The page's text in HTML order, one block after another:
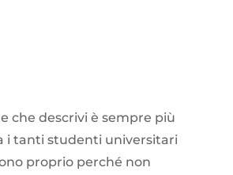
che descrivi è sempre più
i tanti studenti universitari
proprio perché non